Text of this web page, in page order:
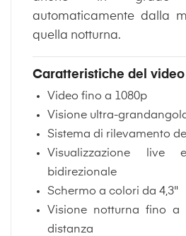
automaticamente dalla
quella notturna.
Caratteristiche del
Video fino a 1080p
Visione ultra-
Sistema di rilevamento
Visualizzazione live
bidirezionale
Schermo a colori da 4,3"
Visione notturna fino
distanza